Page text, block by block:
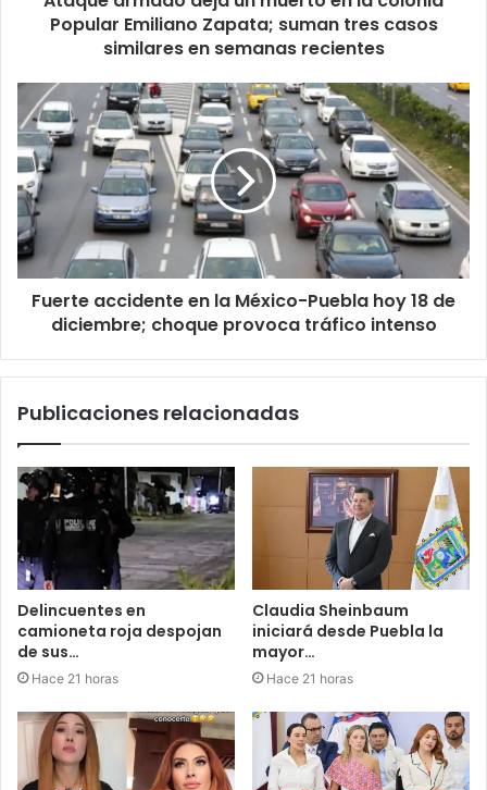
Popular Emiliano Zapata; suman tres casos
similares en semanas recientes
Fuerte accidente en la México-Puebla hoy 18 de
diciembre; choque provoca tráfico intenso
Publicaciones relacionadas
Delincuentes en
camioneta roja despojan
de sus…
Hace 21 horas
Claudia Sheinbaum
iniciará desde Puebla la
mayor…
Hace 21 horas